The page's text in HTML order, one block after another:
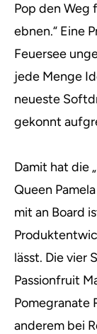
Pop den Weg
ebnen.“ Eine
Feuersee
jede Menge
neueste
gekonnt
Damit hat die
Queen
mit an Board
lässt. Die vier
Passionfruit
Pomegranate
anderem bei